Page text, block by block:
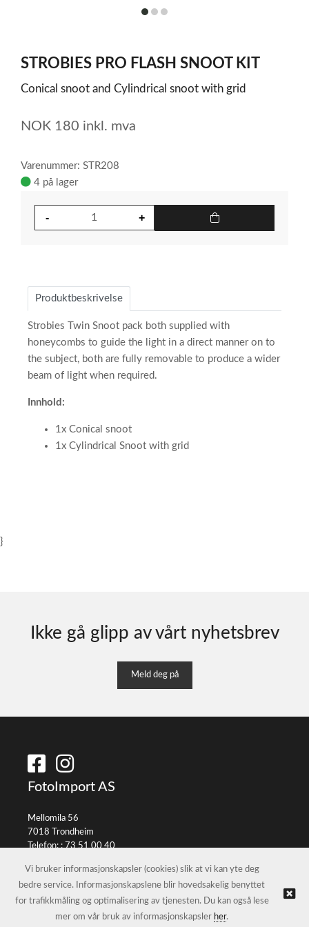
itemitemitem
of
3
STROBIES PRO FLASH SNOOT KIT
Conical snoot and Cylindrical snoot with grid
NOK 180 inkl. mva
Varenummer: STR208
4 på lager
Produktbeskrivelse
Strobies Twin Snoot pack both supplied with
honeycombs to guide the light in a direct manner on to
the subject, both are fully removable to produce a wider
beam of light when required.
Innhold:
1x Conical snoot
1x Cylindrical Snoot with grid
}
Ikke gå glipp av vårt nyhetsbrev
Meld deg på
FotoImport AS
Mellomila 56
7018 Trondheim
Telefon: :73 51 00 40
© FotoImport AS | Nettbutikk levert av Kréatif
Vi bruker informasjonskapsler (cookies) slik at vi kan yte deg
bedre service. Informasjonskapslene blir hovedsakelig benyttet
for trafikkmåling og optimalisering av tjenesten. Du kan også lese
mer om vår bruk av informasjonskapsler her.